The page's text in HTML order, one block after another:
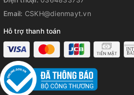
Email: CSKH@dienmayt.vn
Hỗ trợ thanh toán